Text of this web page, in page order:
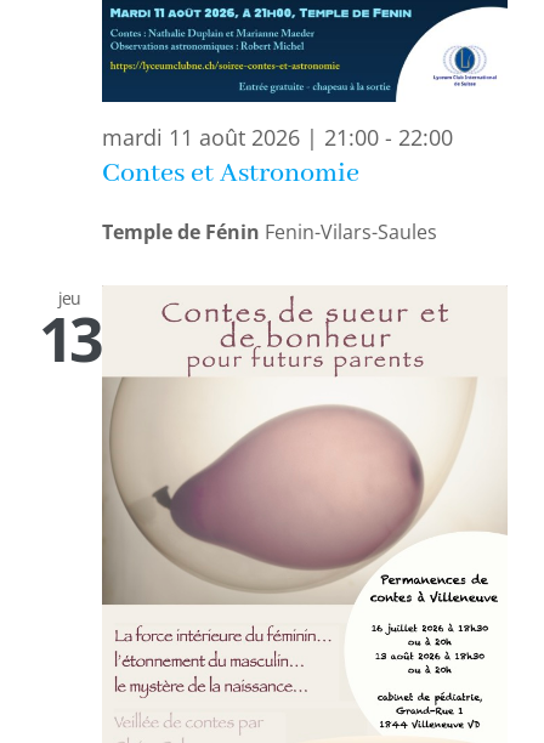
mardi 11 août 2026 | 21:00 - 22:00
Contes et Astronomie
Temple de Fénin Fenin-Vilars-Saules
jeu
13